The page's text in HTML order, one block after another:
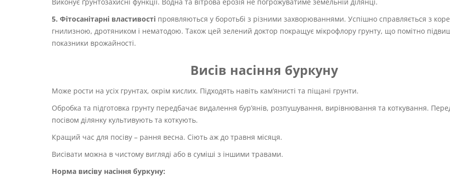
5. Фітосанітарні властивості проявляються у боротьбі з різними захворюваннями. Успішно справляється з
гнилизною, дротяником і нематодою. Також цей зелений доктор покращує мікрофлору грунту, що помітно
показники врожайності.
Висів насіння буркуну
Може рости на усіх грунтах, окрім кислих. Підходять навіть кам’янисті та піщані грунти.
Обробка та підготовка грунту передбачає видалення бур’янів, розпушування, вирівнювання та коткування.
посівом ділянку культивують та коткують.
Кращий час для посіву – рання весна. Сіють аж до травня місяця.
Висівати можна в чистому вигляді або в суміші з іншими травами.
Норма висіву насіння буркуну: